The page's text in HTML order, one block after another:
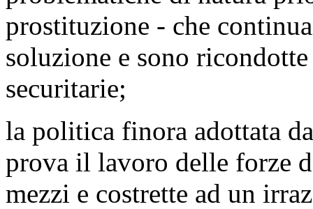
prostituzione - che
soluzione e sono
securitarie;
la politica finora adottata
prova il lavoro delle forze
mezzi e costrette ad un